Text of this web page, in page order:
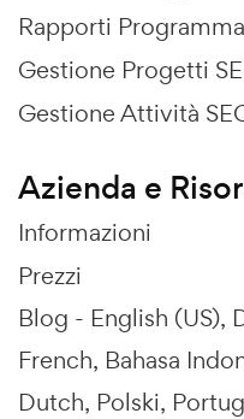
Rapporti
Gestione Progetti
Gestione Attività
Azienda e
Informazioni
Prezzi
Blog - English (US)
French Bahasa
Dutch Polski